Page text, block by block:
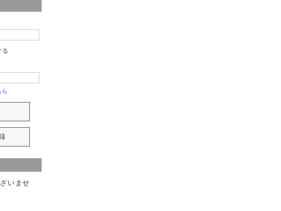
る
ら
いませ